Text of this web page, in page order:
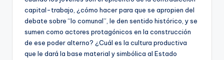
capital-trabajo, ¿cómo hacer para que se apropien del
debate sobre “lo comunal”, le den sentido histórico, y se
sumen como actores protagónicos en la construcción
de ese poder alterno? ¿Cuál es la cultura productiva
que le dará la base material y simbólica al Estado